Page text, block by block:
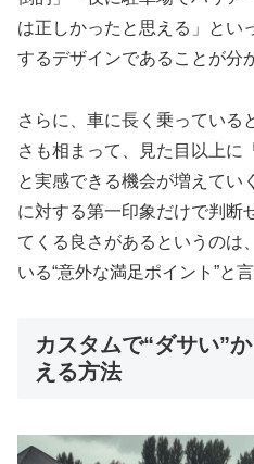
は正しかったと思える」とい
するデザインであることが分
さらに、車に長く乗っている
さも相まって、見た目以上に
と実感できる機会が増えてい
に対する第一印象だけで判断
てくる良さがあるというのは
いる“意外な満足ポイント”と
カスタムで“ダサい”
える方法